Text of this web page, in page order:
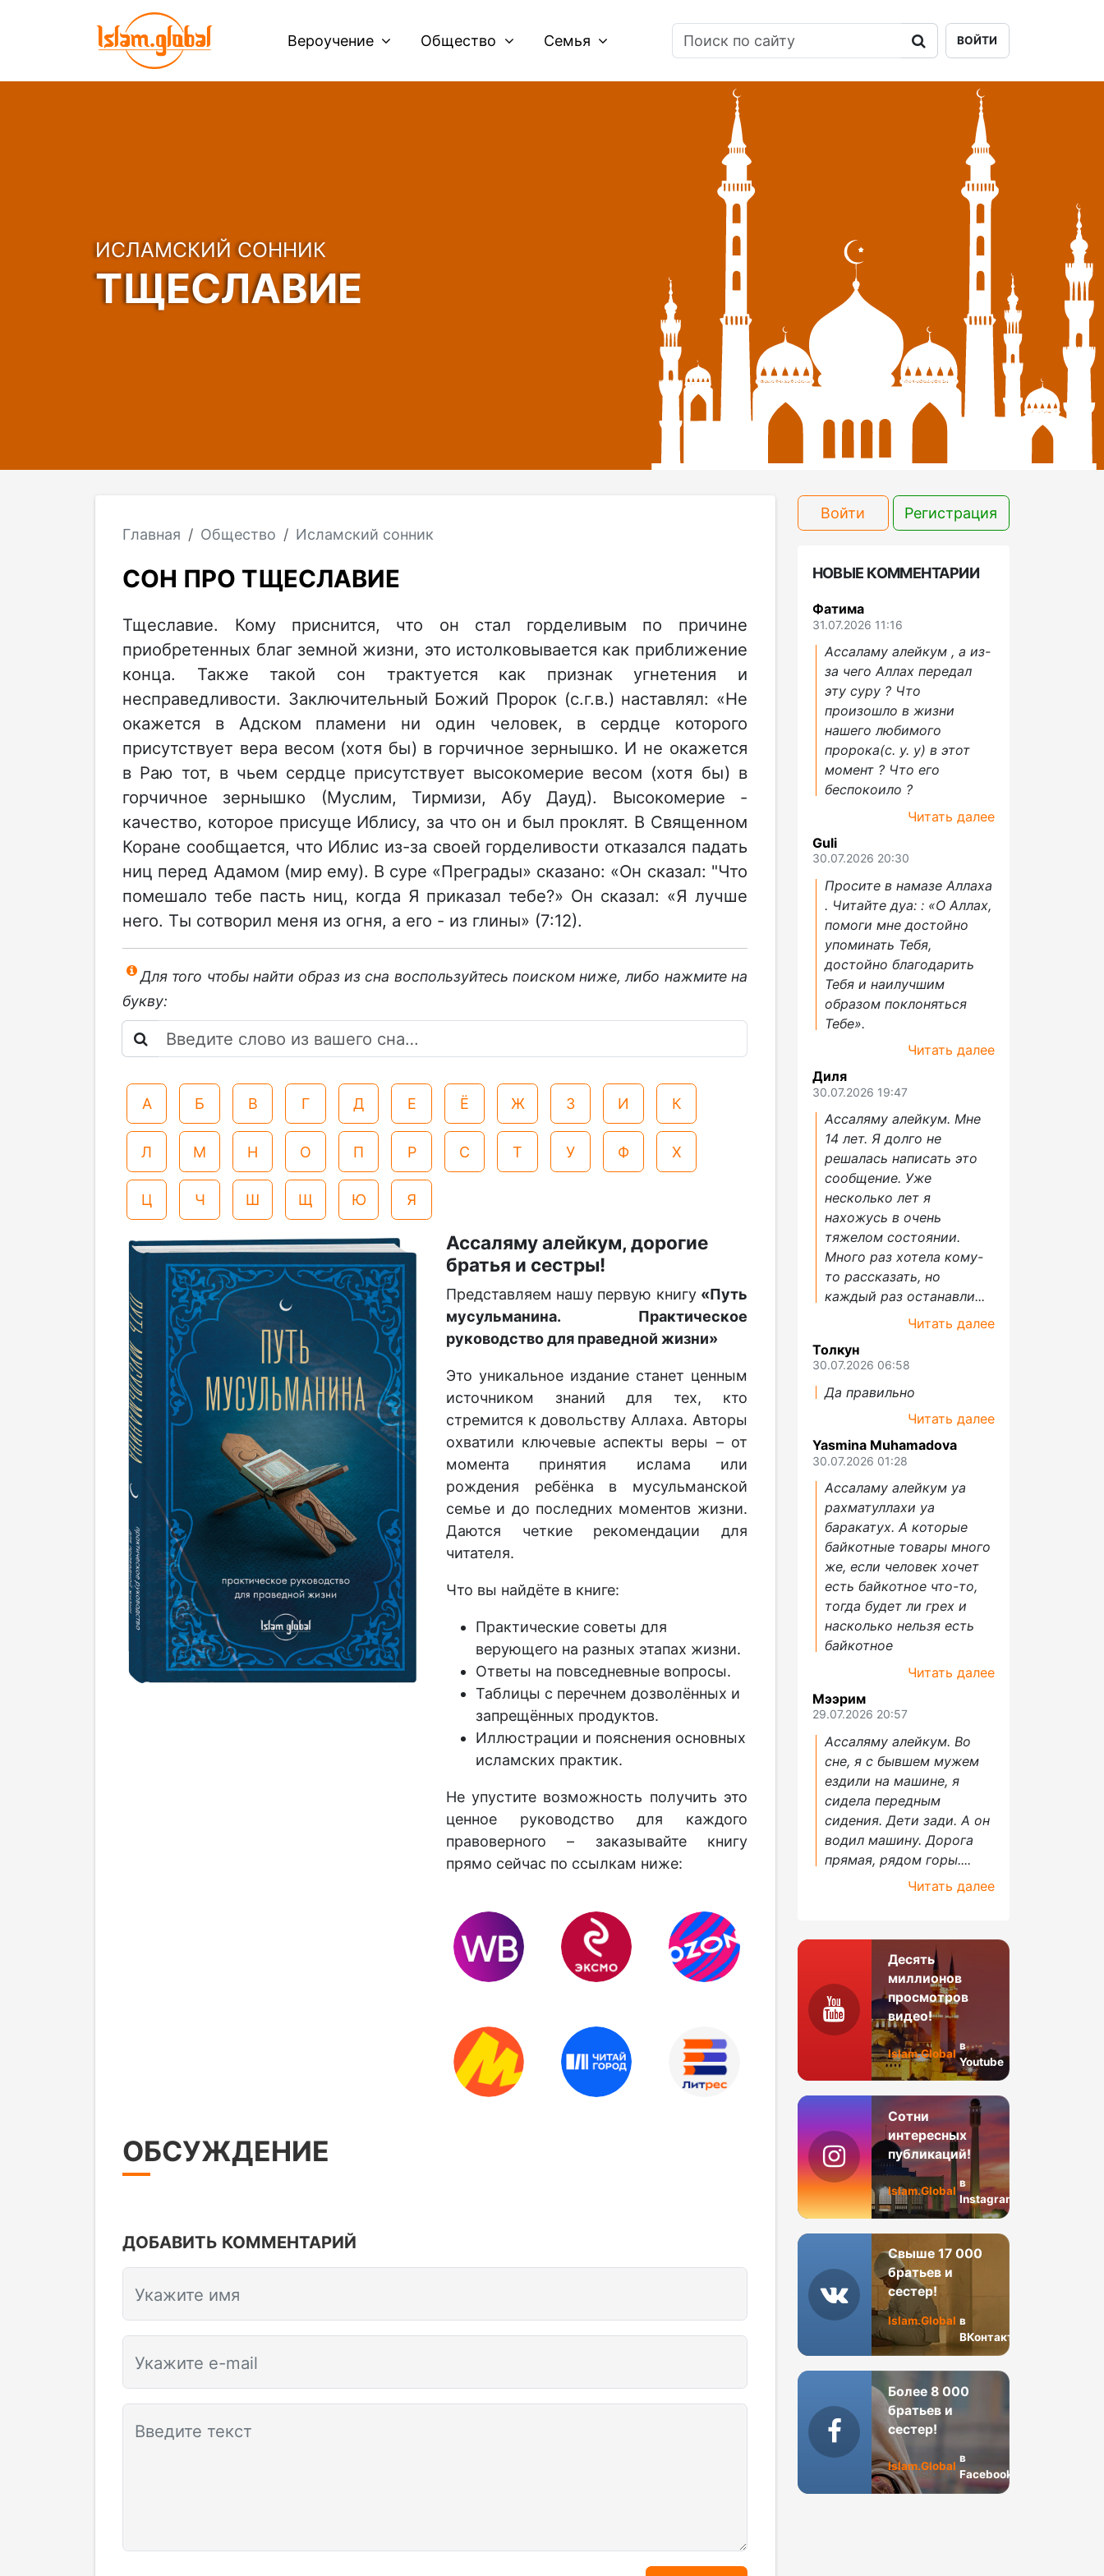
Вероучение Общество Семья ВОЙТИ
ИСЛАМСКИЙ СОННИК
ТЩЕСЛАВИЕ
Главная Общество Исламский сонник
СОН ПРО ТЩЕСЛАВИЕ
Тщеславие. Кому приснится, что он стал горделивым по причине
приобретенных благ земной жизни, это истолковывается как приближение
конца. Также такой сон трактуется как признак угнетения и
несправедливости. Заключительный Божий Пророк (с.г.в.) наставлял: «Не
окажется в Адском пламени ни один человек, в сердце которого
присутствует вера весом (хотя бы) в горчичное зернышко. И не окажется
в Раю тот, в чьем сердце присутствует высокомерие весом (хотя бы) в
горчичное зернышко (Муслим, Тирмизи, Абу Дауд). Высокомерие -
качество, которое присуще Иблису, за что он и был проклят. В Священном
Коране сообщается, что Иблис из-за своей горделивости отказался падать
ниц перед Адамом (мир ему). В суре «Преграды» сказано: «Он сказал: "Что
помешало тебе пасть ниц, когда Я приказал тебе?» Он сказал: «Я лучше
него. Ты сотворил меня из огня, а его - из глины» (7:12).
Для того чтобы найти образ из сна воспользуйтесь поиском ниже, либо нажмите на
букву:
А Б В Г Д Е Ё Ж З И К
Л М Н О П Р С Т У Ф Х
Ц Ч Ш Щ Ю Я
Ассаляму алейкум, дорогие
братья и сестры!
Представляем нашу первую книгу «Путь
мусульманина. Практическое
руководство для праведной жизни»
Это уникальное издание станет ценным
источником знаний для тех, кто
стремится к довольству Аллаха. Авторы
охватили ключевые аспекты веры – от
момента принятия ислама или
рождения ребёнка в мусульманской
семье и до последних моментов жизни.
Даются четкие рекомендации для
читателя.
Что вы найдёте в книге:
Практические советы для
верующего на разных этапах жизни.
Ответы на повседневные вопросы.
Таблицы с перечнем дозволённых и
запрещённых продуктов.
Иллюстрации и пояснения основных
исламских практик.
Не упустите возможность получить это
ценное руководство для каждого
правоверного – заказывайте книгу
прямо сейчас по ссылкам ниже:
ОБСУЖДЕНИЕ
ДОБАВИТЬ КОММЕНТАРИЙ
Укажите имя
Укажите e-mail
Введите текст
Войти Регистрация
НОВЫЕ КОММЕНТАРИИ
Фатима
31.07.2026 11:16
Ассаламу алейкум , а из-
за чего Аллах передал
эту суру ? Что
произошло в жизни
нашего любимого
пророка(с. у. у) в этот
момент ? Что его
беспокоило ?
Читать далее
Guli
30.07.2026 20:30
Просите в намазе Аллаха
. Читайте дуа: : «О Аллах,
помоги мне достойно
упоминать Тебя,
достойно благодарить
Тебя и наилучшим
образом поклоняться
Тебе».
Читать далее
Диля
30.07.2026 19:47
Ассаляму алейкум. Мне
14 лет. Я долго не
решалась написать это
сообщение. Уже
несколько лет я
нахожусь в очень
тяжелом состоянии.
Много раз хотела кому-
то рассказать, но
каждый раз останавли...
Читать далее
Толкун
30.07.2026 06:58
Да правильно
Читать далее
Yasmina Muhamadova
30.07.2026 01:28
Ассаламу алейкум уа
рахматуллахи уа
баракатух. А которые
байкотные товары много
же, если человек хочет
есть байкотное что-то,
тогда будет ли грех и
насколько нельзя есть
байкотное
Читать далее
Мээрим
29.07.2026 20:57
Ассаляму алейкум. Во
сне, я с бывшем мужем
ездили на машине, я
сидела передным
сидения. Дети зади. А он
водил машину. Дорога
прямая, рядом горы....
Читать далее
Десять
миллионов
просмотров
видео!
Islam.Global
в
Youtube
Сотни
интересных
публикаций!
Islam.Global
в
Instagram
Свыше 17 000
братьев и
сестер!
Islam.Global в
ВКонтакте
Более 8 000
братьев и
сестер!
Islam.Global
в
Facebook